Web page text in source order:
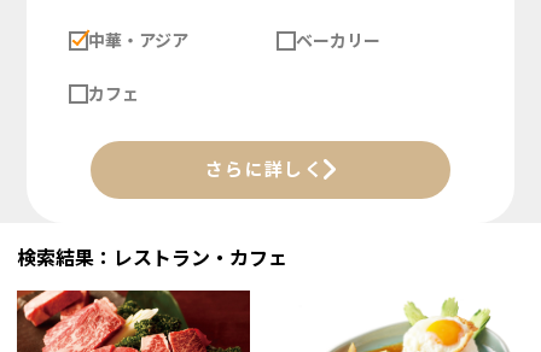
中華・アジア ベーカリー
カフェ
さらに詳しく
検索結果：レストラン・カフェ